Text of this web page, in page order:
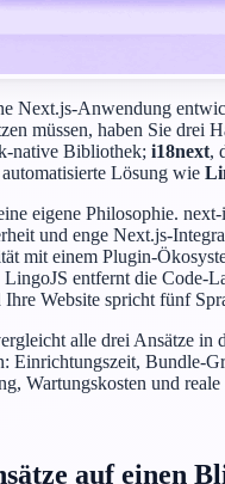
Next.js-Anwendung
müssen, haben Sie drei
native Bibliothek; i18next,
Lösung wie
eigene Philosophie.
und enge Next.js-
mit einem Plugin-
LingoJS entfernt die Code-
Website spricht fünf
alle drei Ansätze in
Einrichtungszeit, Bundle-
Wartungskosten und
auf einen